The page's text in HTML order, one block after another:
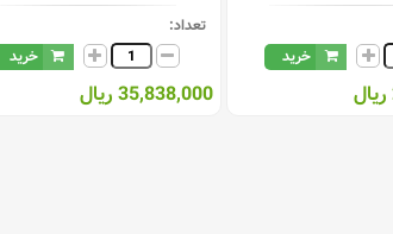
خرید
تعداد:
خرید
35,838,000 ریال